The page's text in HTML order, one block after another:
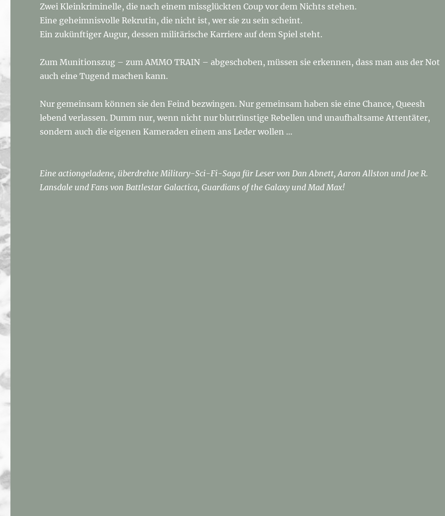
Zwei Kleinkriminelle, die nach einem missglückten Coup vor dem Nichts stehen.
Eine geheimnisvolle Rekrutin, die nicht ist, wer sie zu sein scheint.
Ein zukünftiger Augur, dessen militärische Karriere auf dem Spiel steht.
Zum Munitionszug – zum AMMO TRAIN – abgeschoben, müssen sie erkennen, dass man aus der Not
auch eine Tugend machen kann.
Nur gemeinsam können sie den Feind bezwingen. Nur gemeinsam haben sie eine Chance, Queesh
lebend verlassen. Dumm nur, wenn nicht nur blutrünstige Rebellen und unaufhaltsame Attentäter,
sondern auch die eigenen Kameraden einem ans Leder wollen …
Eine actiongeladene, überdrehte Military-Sci-Fi-Saga für Leser von Dan Abnett, Aaron Allston und Joe R.
Lansdale und Fans von Battlestar Galactica, Guardians of the Galaxy und Mad Max!